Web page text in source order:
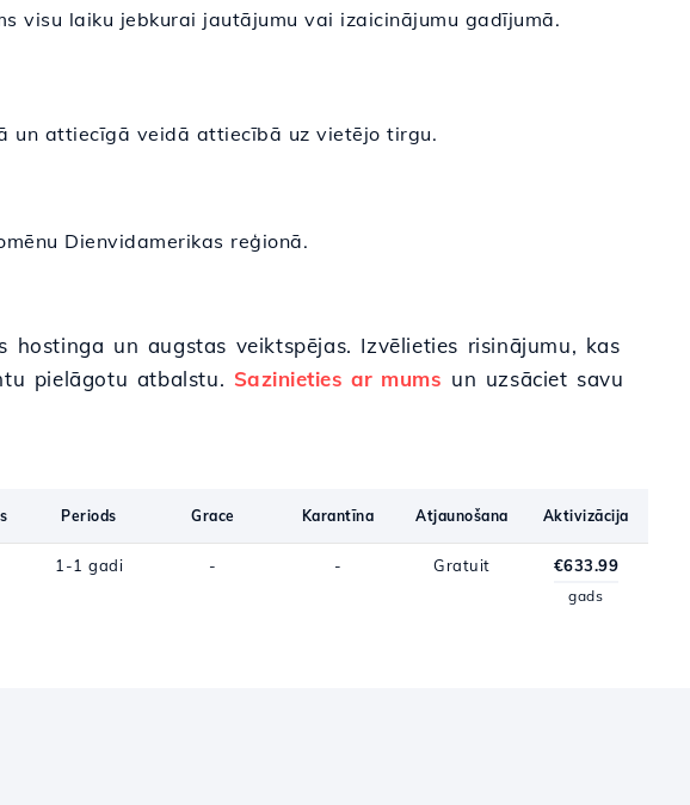
visu laiku jebkurai jautājumu vai izaicinājumu gadījumā.
un attiecīgā veidā attiecībā uz vietējo tirgu.
Dienvidamerikas reģionā.
un augstas veiktspējas. Izvēlieties risinājumu, kas
pielāgotu atbalstu. Sazinieties ar mums un uzsāciet savu
Periods Grace Karantīna Atjaunošana Aktivizācija
1-1 gadi - - Gratuit €633.99
gads